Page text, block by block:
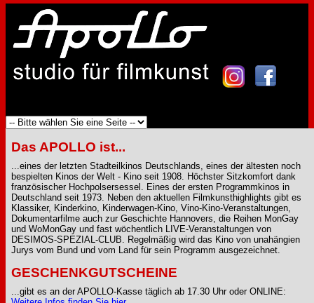
Das APOLLO ist...
...eines der letzten Stadteilkinos Deutschlands, eines der ältesten noch
bespielten Kinos der Welt - Kino seit 1908. Höchster Sitzkomfort dank
französischer Hochpolsersessel. Eines der ersten Programmkinos in
Deutschland seit 1973. Neben den aktuellen Filmkunsthighlights gibt es
Klassiker, Kinderkino, Kinderwagen-Kino, Vino-Kino-Veranstaltungen,
Dokumentarfilme auch zur Geschichte Hannovers, die Reihen MonGay
und WoMonGay und fast wöchentlich LIVE-Veranstaltungen von
DESIMOS-SPEZIAL-CLUB. Regelmäßig wird das Kino von unahängien
Jurys vom Bund und vom Land für sein Programm ausgezeichnet.
GESCHENKGUTSCHEINE
...gibt es an der APOLLO-Kasse täglich ab 17.30 Uhr oder ONLINE: